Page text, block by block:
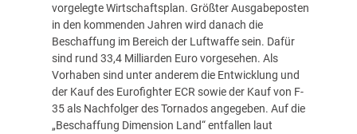
vorgelegte Wirtschaftsplan. Größter Ausgabeposten
in den kommenden Jahren wird danach die
Beschaffung im Bereich der Luftwaffe sein. Dafür
sind rund 33,4 Milliarden Euro vorgesehen. Als
Vorhaben sind unter anderem die Entwicklung und
der Kauf des Eurofighter ECR sowie der Kauf von F-
35 als Nachfolger des Tornados angegeben. Auf die
„Beschaffung Dimension Land“ entfallen laut